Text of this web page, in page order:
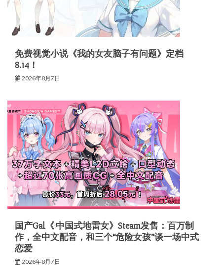
免费视觉小说《我的女友脑子有问题》定档
8.14！
2026年8月7日
国产Gal《 中国式地雷女》Steam发售：百万制
作，全中文配音，和三个“危险女孩”谈一场中式
恋爱
2026年8月7日